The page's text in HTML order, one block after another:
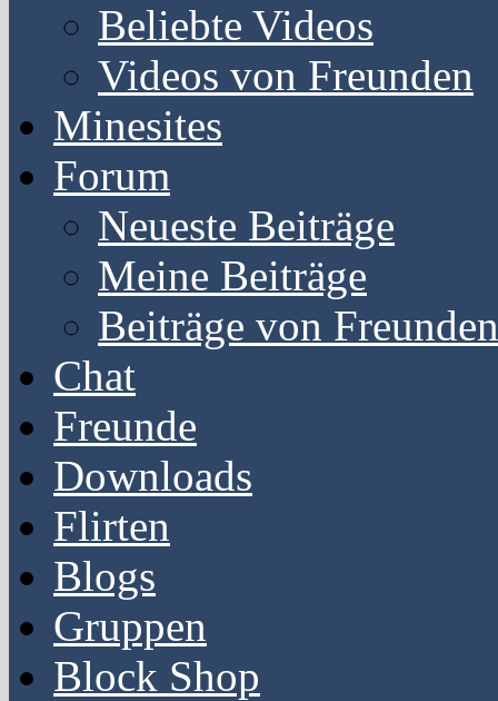
Beliebte Videos
Videos von Freunden
Minesites
Forum
Neueste Beiträge
Meine Beiträge
Beiträge von Freunden
Chat
Freunde
Downloads
Flirten
Blogs
Gruppen
Block Shop